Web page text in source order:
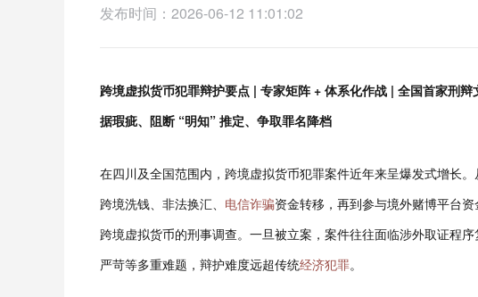
发布时间：2026-06-12 11:01:02
跨境虚拟货币犯罪辩护要点 | 专家矩阵 + 体系化作战 | 全国首家刑
据瑕疵、阻断 “明知” 推定、争取罪名降档
在四川及全国范围内，跨境虚拟货币犯罪案件近年来呈爆发式增长
跨境洗钱、非法换汇、 电信诈骗资金转移，再到参与境外赌博平台
跨境虚拟货币的刑事调查。一旦被立案，案件往往面临涉外取证程
严苛等多重难题，辩护难度远超传统经济犯罪。